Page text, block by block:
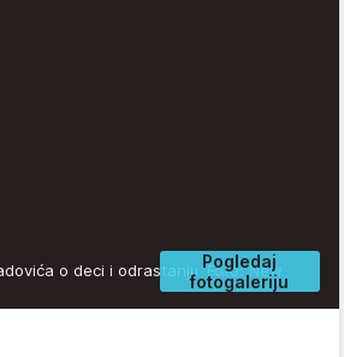
Pogledaj
fotogaleriju
o deci i odrastanjuFoto: New